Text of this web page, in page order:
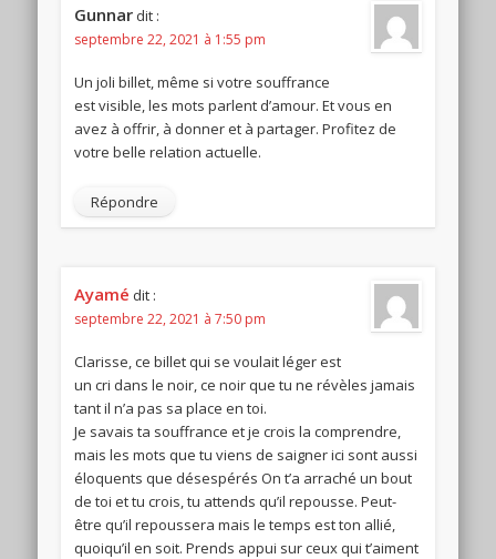
Gunnar dit :
septembre 22, 2021 à 1:55 pm
Un joli billet, même si votre souffrance
est visible, les mots parlent d’amour. Et vous en
avez à offrir, à donner et à partager. Profitez de
votre belle relation actuelle.
Répondre
Ayamé dit :
septembre 22, 2021 à 7:50 pm
Clarisse, ce billet qui se voulait léger est
un cri dans le noir, ce noir que tu ne révèles jamais
tant il n’a pas sa place en toi.
Je savais ta souffrance et je crois la comprendre,
mais les mots que tu viens de saigner ici sont aussi
éloquents que désespérés On t’a arraché un bout
de toi et tu crois, tu attends qu’il repousse. Peut-
être qu’il repoussera mais le temps est ton allié,
quoiqu’il en soit. Prends appui sur ceux qui t’aiment